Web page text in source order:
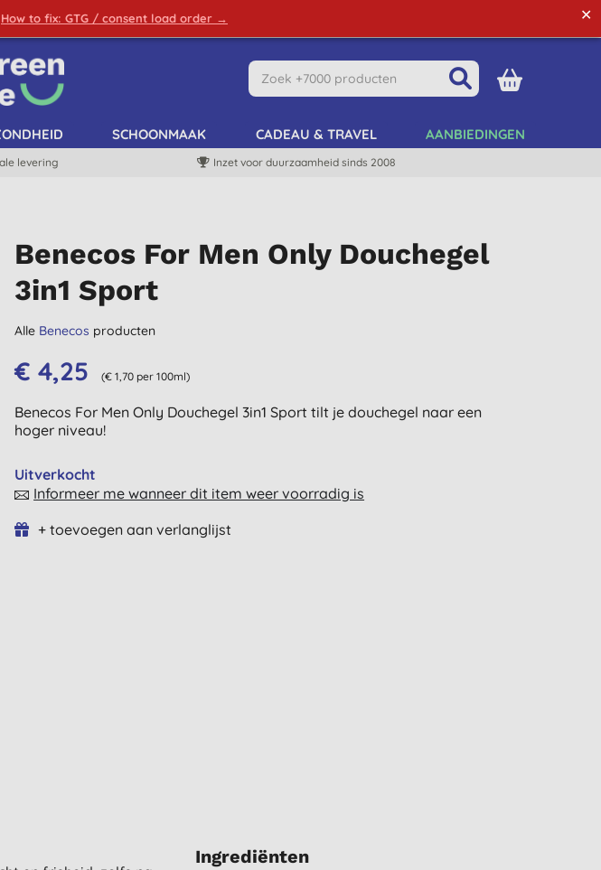
How to fix: GTG / consent load order → ✕
SCHOONMAAK CADEAU & TRAVEL AANBIEDINGEN
levering Inzet voor duurzaamheid sinds 2008
Benecos For Men Only Douchegel
3in1 Sport
Alle Benecos producten
€ 4,25 (€ 1,70 per 100ml)
Benecos For Men Only Douchegel 3in1 Sport tilt je douchegel naar een
hoger niveau!
Uitverkocht
Informeer me wanneer dit item weer voorradig is
+ toevoegen aan verlanglijst
Ingrediënten